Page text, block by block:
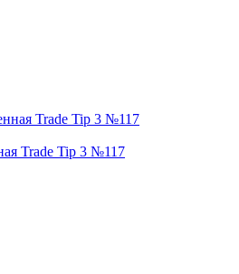
Trade Tip 3 №117